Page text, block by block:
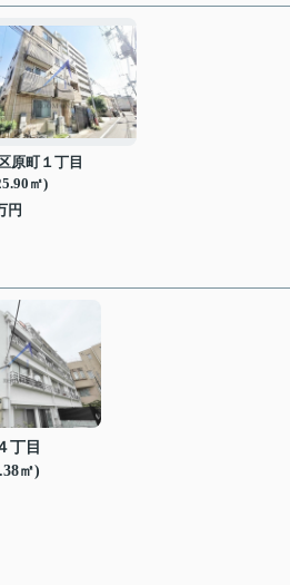
原町１丁目
㎡)
円
丁目
㎡)